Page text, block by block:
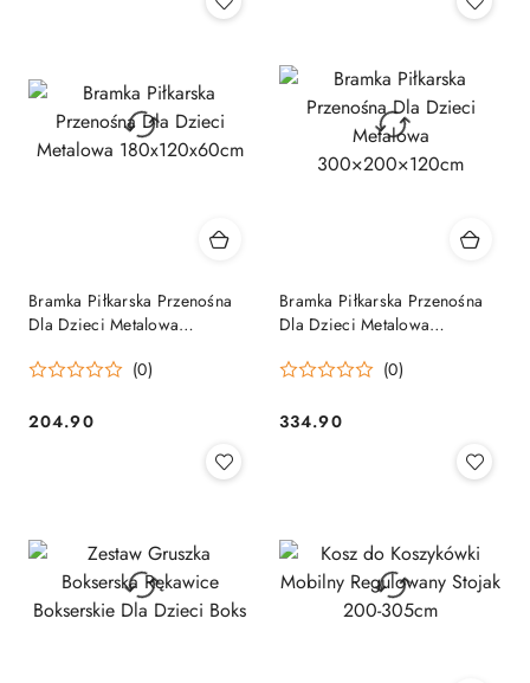
Bramka Piłkarska Przenośna
Dla Dzieci Metalowa
(0)
Cena:
204.90
Bramka Piłkarska Przenośna
Dla Dzieci Metalowa
(0)
Cena:
334.90